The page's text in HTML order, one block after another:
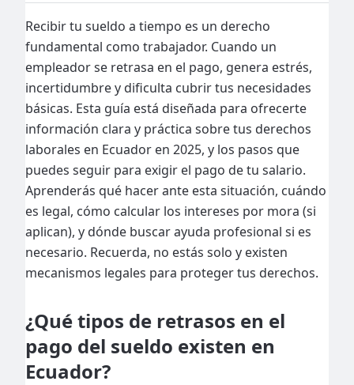
Recibir tu sueldo a tiempo es un derecho
fundamental como trabajador. Cuando un
empleador se retrasa en el pago, genera estrés,
incertidumbre y dificulta cubrir tus necesidades
básicas. Esta guía está diseñada para ofrecerte
información clara y práctica sobre tus derechos
laborales en Ecuador en 2025, y los pasos que
puedes seguir para exigir el pago de tu salario.
Aprenderás qué hacer ante esta situación, cuándo
es legal, cómo calcular los intereses por mora (si
aplican), y dónde buscar ayuda profesional si es
necesario. Recuerda, no estás solo y existen
mecanismos legales para proteger tus derechos.
¿Qué tipos de retrasos en el
pago del sueldo existen en
Ecuador?